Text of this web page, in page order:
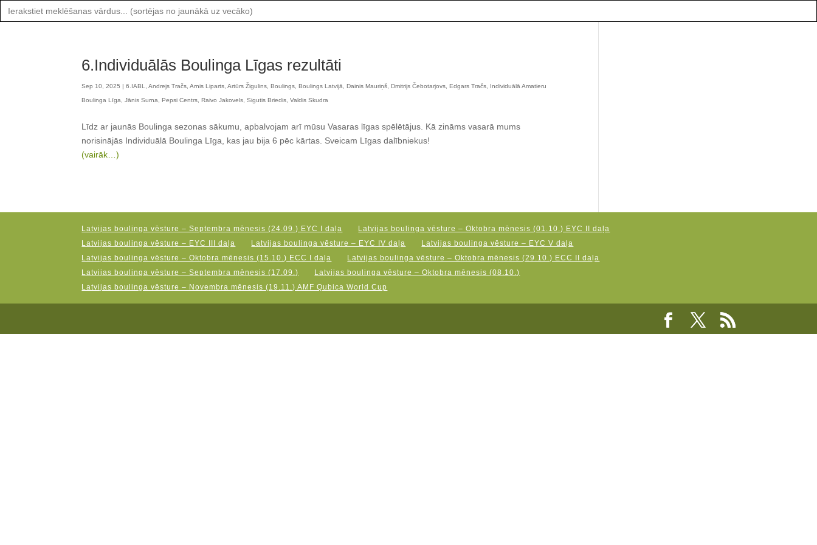
Search
for:
6.Individuālās Boulinga Līgas rezultāti
Sep 10, 2025 |6.IABL ,Andrejs Tračs ,Arnis Liparts ,Artūrs Žigulins ,Boulings ,Boulings Latvijā ,Dainis Mauriņš ,Dmitrijs Čebotarjovs ,Edgars Tračs Individuālā Amatieru
Boulinga Līga ,Jānis Surna ,Pepsi Centrs ,Raivo Jakovels ,Sigutis Briedis ,Valdis Skudra
Līdz ar jaunās Boulinga sezonas sākumu, apbalvojam arī mūsu Vasaras līgas spēlētājus. Kā zināms vasarā mums
norisinājās Individuālā Boulinga Līga, kas jau bija 6 pēc kārtas. Sveicam Līgas dalībniekus!
(vairāk…)
Latvijas boulinga vēsture – Septembra mēnesis (24.09.) EYC I daļa
Latvijas boulinga vēsture – Oktobra mēnesis (01.10.) EYC II daļa
Latvijas boulinga vēsture – EYC III daļa
Latvijas boulinga vēsture – EYC IV daļa
Latvijas boulinga vēsture – EYC V daļa
Latvijas boulinga vēsture – Oktobra mēnesis (15.10.) ECC I daļa
Latvijas boulinga vēsture – Oktobra mēnesis (29.10.) ECC II daļa
Latvijas boulinga vēsture – Septembra mēnesis (17.09.)
Latvijas boulinga vēsture – Oktobra mēnesis (08.10.)
Latvijas boulinga vēsture – Novembra mēnesis (19.11.) AMF Qubica World Cup